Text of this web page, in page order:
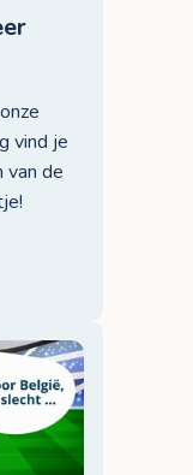
vind je
van de